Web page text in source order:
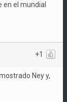
el mundial
+1
Ney y,